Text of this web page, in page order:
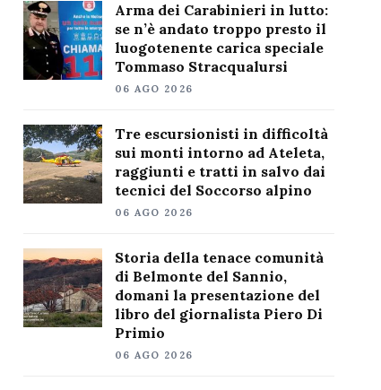
Arma dei Carabinieri in lutto:
se n’è andato troppo presto il
luogotenente carica speciale
Tommaso Stracqualursi
06 AGO 2026
Tre escursionisti in difficoltà
sui monti intorno ad Ateleta,
raggiunti e tratti in salvo dai
tecnici del Soccorso alpino
06 AGO 2026
Storia della tenace comunità
di Belmonte del Sannio,
domani la presentazione del
libro del giornalista Piero Di
Primio
06 AGO 2026